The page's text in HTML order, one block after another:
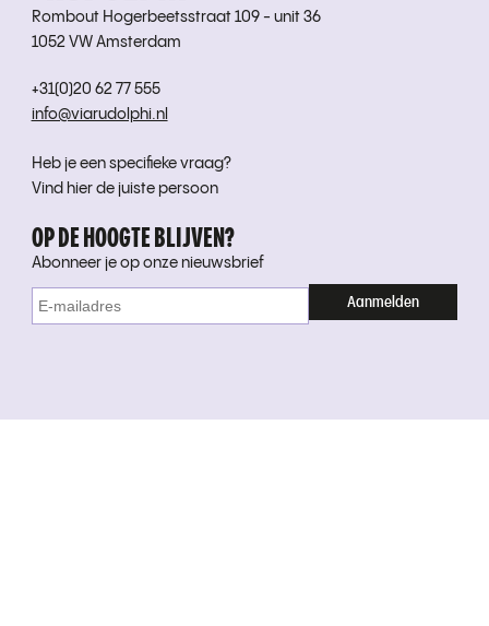
Rombout Hogerbeetsstraat 109 - unit 36
1052 VW Amsterdam
+31(0)20 62 77 555
info@viarudolphi.nl
Heb je een specifieke vraag?
Vind hier de juiste persoon
OP DE HOOGTE BLIJVEN?
Abonneer je op onze nieuwsbrief